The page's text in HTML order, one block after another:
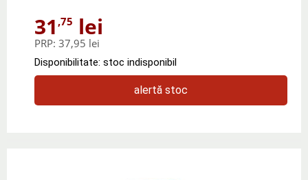
31 ,75 lei
PRP: 37,95 lei
Disponibilitate: stoc indisponibil
alertă stoc